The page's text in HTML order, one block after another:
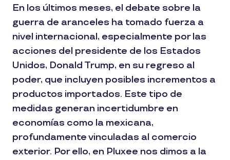
En los últimos meses, el debate sobre la
guerra de aranceles ha tomado fuerza a
nivel internacional, especialmente por las
acciones del presidente de los Estados
Unidos, Donald Trump, en su regreso al
poder, que incluyen posibles incrementos a
productos importados. Este tipo de
medidas generan incertidumbre en
economías como la mexicana,
profundamente vinculadas al comercio
exterior. Por ello, en Pluxee nos dimos a la